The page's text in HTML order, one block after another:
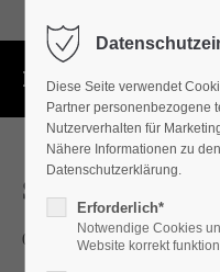
SCHÖNES
08.01.2021. 13:18
Diese Seite verwendet
Partner personenbezogene
Nutzerverhalten für
Nähere Informationen zu
Datenschutzerklärung.
Erforderlich*
Notwendige Cookies
Website korrekt